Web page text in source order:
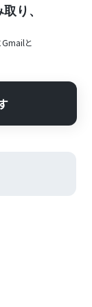
り、
Gmailと